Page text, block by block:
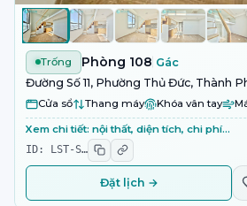
Trống Phòng 108 Gác
Đường Số 11, Phường Thủ Đức, Thành
Cửa sổ Thang máy Khóa vân tay
Xem chi tiết: nội thất, diện tích, chi phí…
ID:
LST-S…
Đặt lịch →